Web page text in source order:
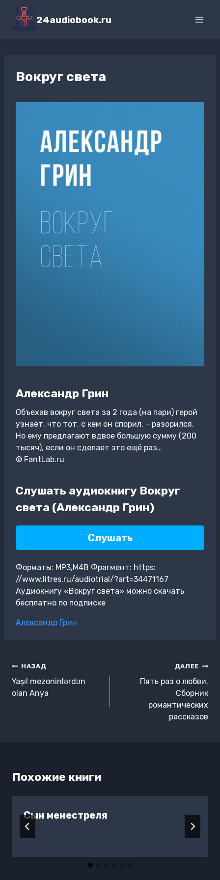
Перейти
содержимому
24audiobook.ru
Вокруг света
Александр Грин
Объехав вокруг света за 2 года (на пари) герой
узнаёт, что тот, с кем он спорил, – разорился.
Но ему предлагают вдвое большую сумму (200
тысяч), если он сделает это ещё раз…
© FantLab.ru
Слушать аудиокнигу Вокруг
света (Александр Грин)
Слушать
Форматы: MP3,M4B Фрагмент: https:
//www.litres.ru/audiotrial/?art=34471167
Аудиокнигу «Вокруг света» можно скачать
бесплатно по подписке
Метки
Александр Грин
Навигация
по
записям
НАЗАД
Yaşıl mezoninlərdən
olan Anya
ДАЛЕЕ
Пять раз о любви.
Сборник
романтических
рассказов
Похожие книги
Сын менестреля